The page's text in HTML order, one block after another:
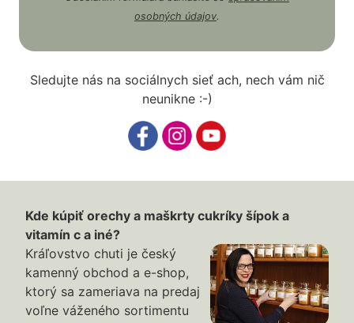
osobných údajov.
Sledujte nás na sociálnych sieť ach, nech vám nič
neunikne :-)
Kde kúpiť orechy a maškrty cukríky šípok a
vitamín c a iné?
Kráľovstvo chuti je český
kamenný obchod a e-shop,
ktorý sa zameriava na predaj
voľne váženého sortimentu